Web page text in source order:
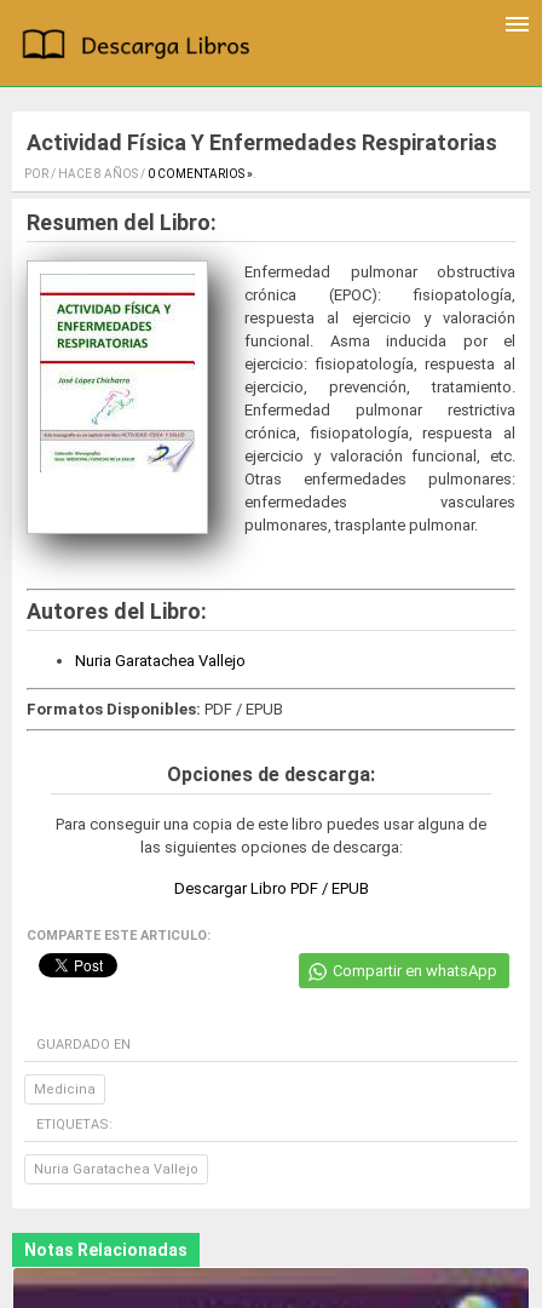
Actividad Física Y Enfermedades Respiratorias
POR / HACE 8 AÑOS / 0 COMENTARIOS ».
Resumen del Libro:
Enfermedad pulmonar obstructiva
crónica (EPOC): fisiopatología,
respuesta al ejercicio y valoración
funcional. Asma inducida por el
ejercicio: fisiopatología, respuesta al
ejercicio, prevención, tratamiento.
Enfermedad pulmonar restrictiva
crónica, fisiopatología, respuesta al
ejercicio y valoración funcional, etc.
Otras enfermedades pulmonares:
enfermedades vasculares
pulmonares, trasplante pulmonar.
Autores del Libro:
Nuria Garatachea Vallejo
Formatos Disponibles: PDF / EPUB
Opciones de descarga:
Para conseguir una copia de este libro puedes usar alguna de
las siguientes opciones de descarga:
Descargar Libro PDF / EPUB
COMPARTE ESTE ARTICULO:
Compartir en whatsApp
GUARDADO EN
Medicina
ETIQUETAS:
Nuria Garatachea Vallejo
Notas Relacionadas